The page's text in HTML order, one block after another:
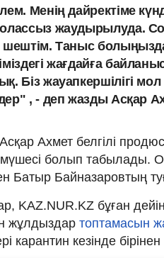
Менің дайректіме
жаудырылуда.
шештім. Таныс
жағдайға
Біз жауапкершілігі
, - деп жазды Асқар
Асқар Ахмет белгілі
болып табылады.
Батыр Байназаровтың
KAZ.NUR.KZ бұған
жұлдыздар топтамасын
карантин кезінде